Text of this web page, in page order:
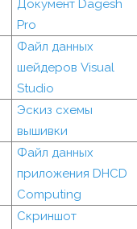
Документ Dagesh
Pro
Файл данных
шейдеров Visual
Studio
Эскиз схемы
вышивки
Файл данных
приложения DHCD
Computing
Скриншот